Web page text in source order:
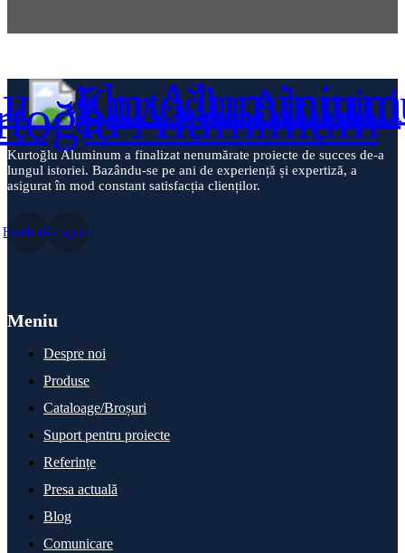
Kurtoğlu Aluminum a finalizat nenumărate proiecte de succes de-a
lungul istoriei. Bazându-se pe ani de experiență și expertiză, a
asigurat în mod constant satisfacția clienților.
FacebookInstagram
Meniu
Despre noi
Produse
Cataloage/Broșuri
Suport pentru proiecte
Referințe
Presa actuală
Blog
Comunicare